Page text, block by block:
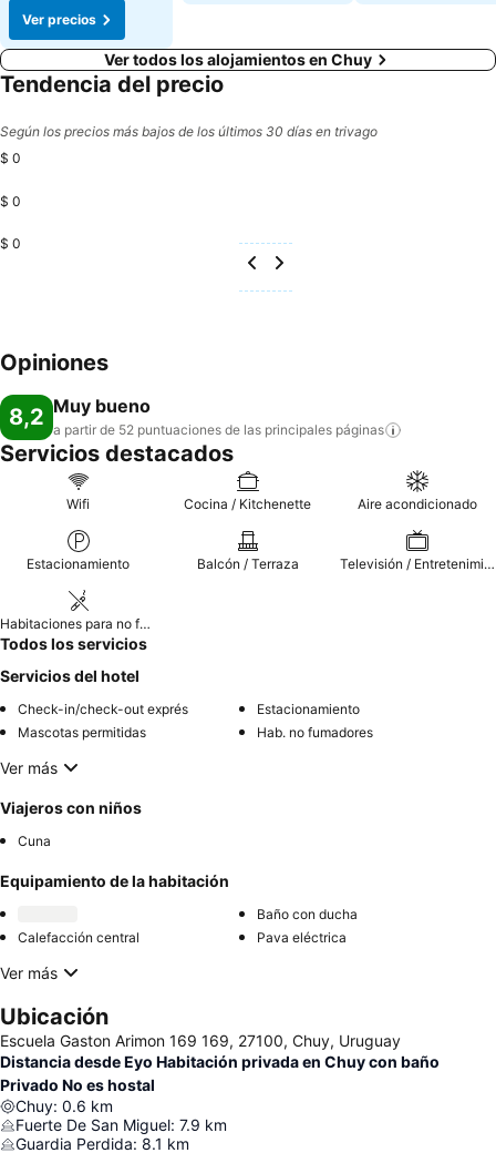
Ver precios
Ver todos los alojamientos en Chuy
Tendencia del precio
Según los precios más bajos de los últimos 30 días en trivago
$ 0
$ 0
$ 0
Opiniones
8,2 Muy bueno
a partir de 52 puntuaciones de las principales páginas
Servicios destacados
Wifi Cocina / Kitchenette Aire acondicionado
Estacionamiento Balcón / Terraza Televisión / Entretenimiento
Habitaciones para no fumadores
Todos los servicios
Servicios del hotel
Check-in/check-out exprés
Estacionamiento
Mascotas permitidas
Hab. no fumadores
Ver más
Viajeros con niños
Cuna
Equipamiento de la habitación
Baño con ducha
Calefacción central
Pava eléctrica
Ver más
Ubicación
Escuela Gaston Arimon 169 169, 27100, Chuy, Uruguay
Distancia desde Eyo Habitación privada en Chuy con baño
Privado No es hostal
Chuy: 0.6 km
Fuerte De San Miguel: 7.9 km
Guardia Perdida: 8.1 km